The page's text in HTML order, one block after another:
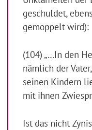
geschuldet,
gemoppelt wird):
(104) „…In den
nämlich der
seinen Kindern
mit ihnen
Ist das nicht